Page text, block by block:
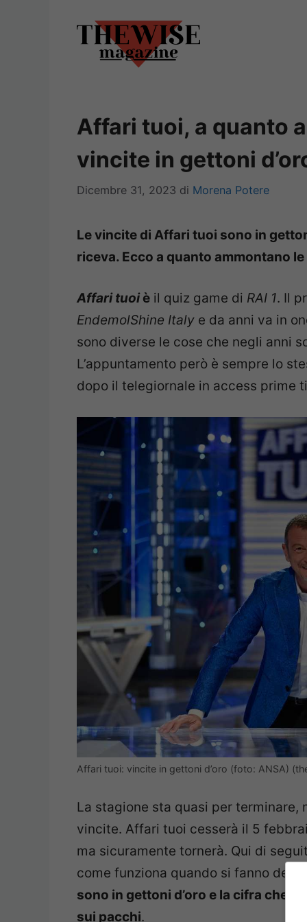
Affari tuoi, a quanto
vincite in gettoni
Dicembre 31, 2023 di Morena Potere
Le vincite di Affari tuoi sono in
riceva. Ecco a quanto ammontano
Affari tuoiè il quiz game di RAI 1. Il
EndemolShine Italy e da anni va in
sono diverse le cose che negli anni
L’appuntamento però è sempre lo
dopo il telegiornale in access prime
Affari tuoi: vincite in gettoni d’oro (foto: ANSA)
La stagione sta quasi per terminare,
vincite. Affari tuoi cesserà il 5
ma sicuramente tornerà. Qui di
come funziona quando si fanno delle
sono in gettoni d’oro e la cifra che
sui pacchi.